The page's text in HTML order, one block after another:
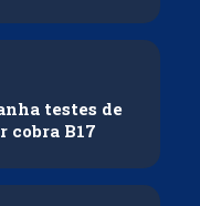
testes de
cobra B17